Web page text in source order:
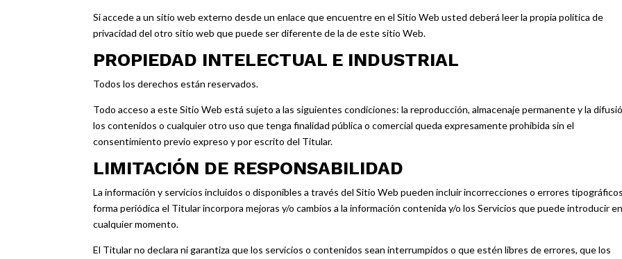
Si accede a un sitio web externo desde un enlace que encuentre en el Sitio Web usted deberá leer la propia política de
privacidad del otro sitio web que puede ser diferente de la de este sitio Web.
PROPIEDAD INTELECTUAL E INDUSTRIAL
Todos los derechos están reservados.
Todo acceso a este Sitio Web está sujeto a las siguientes condiciones: la reproducción, almacenaje permanente y la
los contenidos o cualquier otro uso que tenga finalidad pública o comercial queda expresamente prohibida sin el
consentimiento previo expreso y por escrito del Titular.
LIMITACIÓN DE RESPONSABILIDAD
La información y servicios incluidos o disponibles a través del Sitio Web pueden incluir incorrecciones o errores
forma periódica el Titular incorpora mejoras y/o cambios a la información contenida y/o los Servicios que puede introducir en
cualquier momento.
El Titular no declara ni garantiza que los servicios o contenidos sean interrumpidos o que estén libres de errores, que los